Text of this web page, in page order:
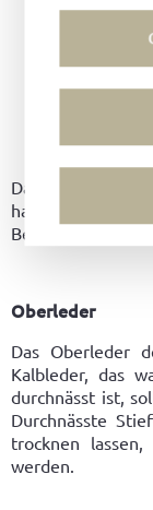
Damit Sie recht
haben, dürfen
Behandlung
Oberleder
Das Oberleder
Kalbleder, das
durchnässt ist,
Durchnässte
trocknen
werden.